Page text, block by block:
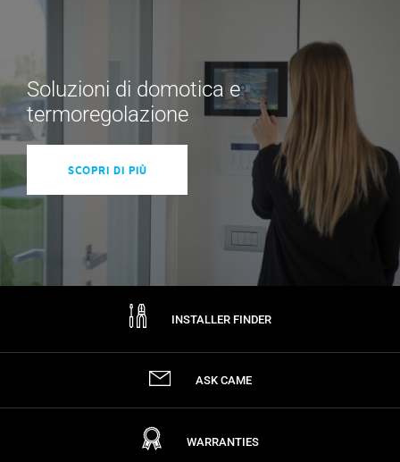
Soluzioni di domotica e
termoregolazione
Scopri di più
INSTALLER FINDER
ASK CAME
WARRANTIES